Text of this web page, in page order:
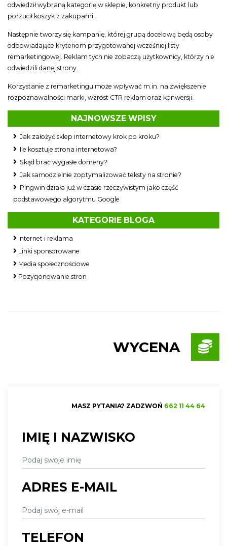
odwiedził wybraną kategorię w sklepie, konkretny produkt lub
porzucił koszyk z zakupami.
Następnie tworzy się kampanię, której grupą docelową będą osoby
odpowiadające kryteriom przygotowanej wcześniej listy
remarketingowej. Reklam tych nie zobaczą użytkownicy, którzy nie
odwiedzili danej strony.
Korzystanie z remarketingu może wpływać m.in. na zwiększenie
rozpoznawalności marki, wzrost CTR reklam oraz konwersji.
NAJNOWSZE WPISY
Jak założyć sklep internetowy krok po kroku?
Ile kosztuje strona internetowa?
Skąd brać wygasłe domeny?
Jak samodzielnie zoptymalizować teksty na stronie?
Pingwin działa już w czasie rzeczywistym jako część
podstawowego algorytmu Google
KATEGORIE BLOGA
Internet i reklama
Linki sponsorowane
Media społecznościowe
Pozycjonowanie stron
WYCENA
MASZ PYTANIA? ZADZWOŃ 662 11 44 64
IMIĘ I NAZWISKO
ADRES E-MAIL
TELEFON